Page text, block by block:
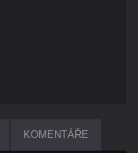
KOMENTÁŘE